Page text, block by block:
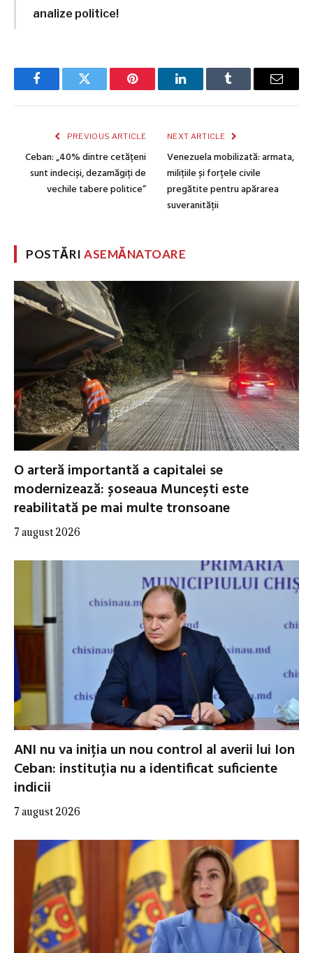
analize politice!
FacebookTwitter Pinterest LinkedInTumblr Email
PREVIOUS ARTICLE
Ceban: „40% dintre cetățeni
sunt indeciși, dezamăgiți de
vechile tabere politice”
NEXT ARTICLE
Venezuela mobilizată: armata,
milițiile și forțele civile
pregătite pentru apărarea
suveranității
POSTĂRIASEMĂNATOARE
O arteră importantă a capitalei se
modernizează: șoseaua Muncești este
reabilitată pe mai multe tronsoane
7 august 2026
ANI nu va iniția un nou control al averii lui Ion
Ceban: instituția nu a identificat suficiente
indicii
7 august 2026